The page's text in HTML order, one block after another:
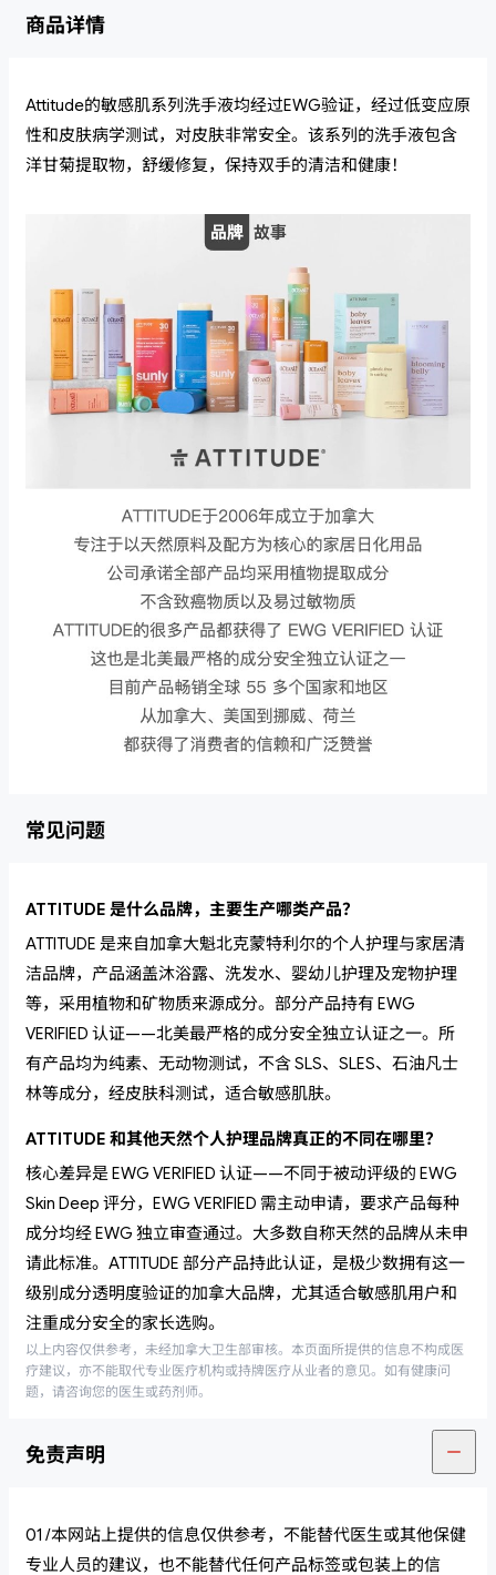
商品详情
Attitude的敏感肌系列洗手液均经过EWG验证，经过低变应原
性和皮肤病学测试，对皮肤非常安全。该系列的洗手液包含
洋甘菊提取物，舒缓修复，保持双手的清洁和健康！
常见问题
ATTITUDE 是什么品牌，主要生产哪类产品？
ATTITUDE 是来自加拿大魁北克蒙特利尔的个人护理与家居清
洁品牌，产品涵盖沐浴露、洗发水、婴幼儿护理及宠物护理
等，采用植物和矿物质来源成分。部分产品持有 EWG
VERIFIED 认证——北美最严格的成分安全独立认证之一。所
有产品均为纯素、无动物测试，不含 SLS、SLES、石油凡士
林等成分，经皮肤科测试，适合敏感肌肤。
ATTITUDE 和其他天然个人护理品牌真正的不同在哪里？
核心差异是 EWG VERIFIED 认证——不同于被动评级的 EWG
Skin Deep 评分，EWG VERIFIED 需主动申请，要求产品每种
成分均经 EWG 独立审查通过。大多数自称天然的品牌从未申
请此标准。ATTITUDE 部分产品持此认证，是极少数拥有这一
级别成分透明度验证的加拿大品牌，尤其适合敏感肌用户和
注重成分安全的家长选购。
以上内容仅供参考，未经加拿大卫生部审核。本页面所提供的信息不构成医
疗建议，亦不能取代专业医疗机构或持牌医疗从业者的意见。如有健康问
题，请咨询您的医生或药剂师。
免责声明
01 /本网站上提供的信息仅供参考，不能替代医生或其他保健
专业人员的建议，也不能替代任何产品标签或包装上的信